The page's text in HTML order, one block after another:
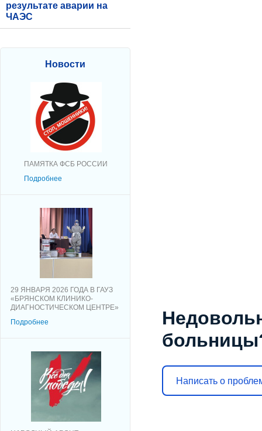
результате аварии на
ЧАЭС
Новости
ПАМЯТКА ФСБ РОССИИ
Подробнее
29 ЯНВАРЯ 2026 ГОДА В ГАУЗ
«БРЯНСКОМ КЛИНИКО-
ДИАГНОСТИЧЕСКОМ ЦЕНТРЕ»
Подробнее
Написать о